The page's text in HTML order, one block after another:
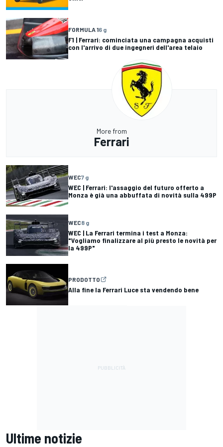
FORMULA 16 g
F1 | Ferrari: cominciata una campagna acquisti
con l'arrivo di due ingegneri dell'area telaio
More from
Ferrari
WEC7 g
WEC | Ferrari: l'assaggio del futuro offerto a
Monza è già una abbuffata di novità sulla 499P
WEC8 g
WEC | La Ferrari termina i test a Monza:
"Vogliamo finalizzare al più presto le novità per
la 499P"
PRODOTTO
Alla fine la Ferrari Luce sta vendendo bene
Ultime notizie